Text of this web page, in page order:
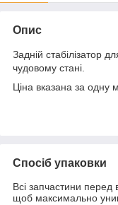
Опис
Задній стабілізатор
чудовому стані.
Ціна вказана за одну
Спосіб упаковки
Всі запчастини перед
щоб максимально